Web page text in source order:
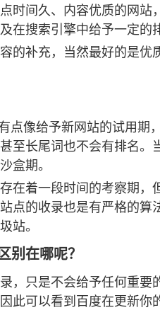
时间久、内容优质的网
在搜索引擎中给予一定的
的补充，当然最好的是优
点像给予新网站的试用期
至长尾词也不会有排名
盒期。
在着一段时间的考察期
点的收录也是有严格的
站。
别在哪呢？
，只是不会给予任何重要
此可以看到百度在更新你